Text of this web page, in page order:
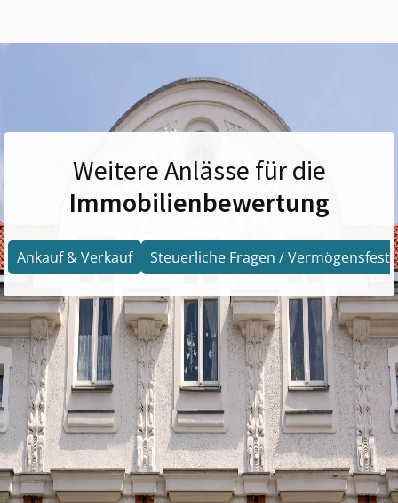
Weitere Anlässe für die
Immobilienbewertung
Ankauf & Verkauf Steuerliche Fragen /